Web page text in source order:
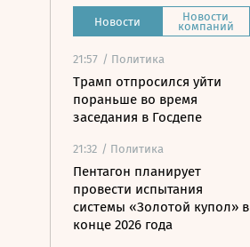
Новости Новости
компаний
21:57 / Политика
Трамп отпросился уйти
пораньше во время
заседания в Госдепе
21:32 / Политика
Пентагон планирует
провести испытания
системы «Золотой купол» в
конце 2026 года